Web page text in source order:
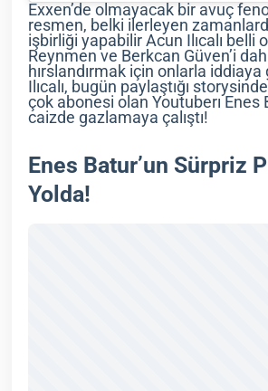
Exxen’de olmayacak bir avuç
resmen, belki ilerleyen
işbirliği yapabilir Acun Ilıcalı belli
Reynmen ve Berkcan Güven’i
hırslandırmak için onlarla iddiaya
Ilıcalı, bugün paylaştığı
çok abonesi olan Youtuberı Enes
caizde gazlamaya çalıştı!
Enes Batur’un Sürpriz
Yolda!